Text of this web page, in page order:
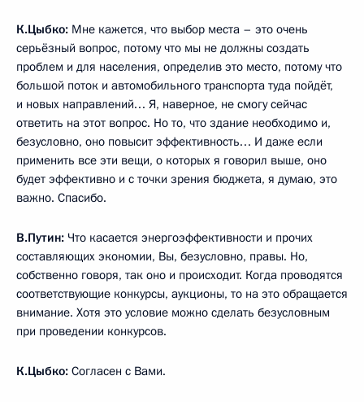
К.Цыбко: Мне кажется, что выбор места – это очень
серьёзный вопрос, потому что мы не должны создать
проблем и для населения, определив это место, потому что
большой поток и автомобильного транспорта туда пойдёт,
и новых направлений… Я, наверное, не смогу сейчас
ответить на этот вопрос. Но то, что здание необходимо и,
безусловно, оно повысит эффективность… И даже если
применить все эти вещи, о которых я говорил выше, оно
будет эффективно и с точки зрения бюджета, я думаю, это
важно. Спасибо.
В.Путин: Что касается энергоэффективности и прочих
составляющих экономии, Вы, безусловно, правы. Но,
собственно говоря, так оно и происходит. Когда проводятся
соответствующие конкурсы, аукционы, то на это обращается
внимание. Хотя это условие можно сделать безусловным
при проведении конкурсов.
К.Цыбко: Согласен с Вами.